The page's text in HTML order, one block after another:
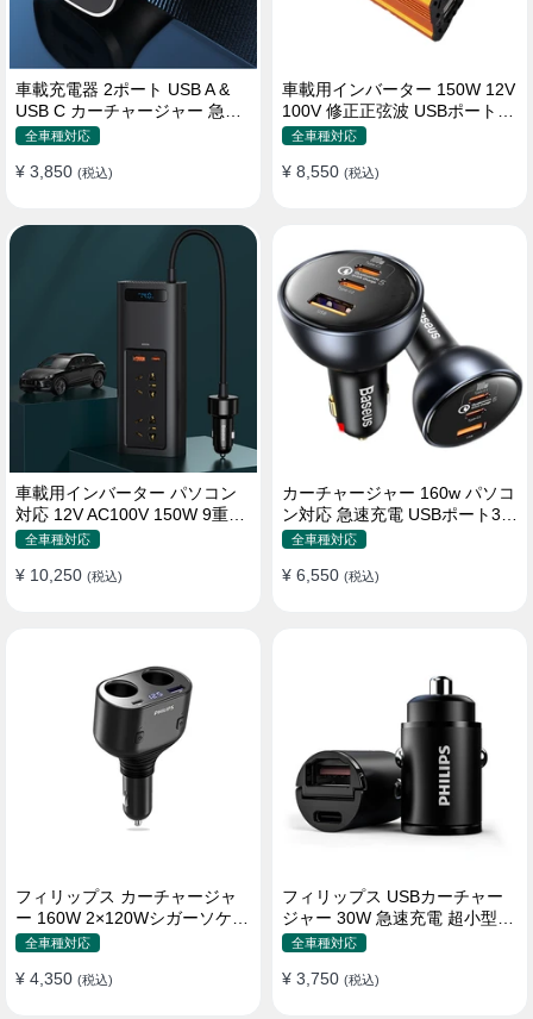
車載充電器 2ポート USB A &
USB C カーチャージャー 急速
充電USB [36W 12V-24V ]
全車種対応
¥ 3,850 (税込)
車載用インバーター 150W 12V
100V 修正正弦波 USBポート2
口 コンバーター 防災用品 チャ
全車種対応
¥ 8,550 (税込)
車載用インバーター パソコン
対応 12V AC100V 150W 9重保
護 ディスプレイ付き 静音タイ
全車種対応
¥ 10,250 (税込)
カーチャージャー 160w パソコ
ン対応 急速充電 USBポート3つ
Type-C シガーソケット
全車種対応
¥ 6,550 (税込)
フィリップス カーチャージャ
ー 160W 2×120Wシガーソケッ
ト おしゃれ
全車種対応
¥ 4,350 (税込)
フィリップス USBカーチャー
ジャー 30W 急速充電 超小型設
計 おしゃれ シガーソケット
全車種対応
¥ 3,750 (税込)